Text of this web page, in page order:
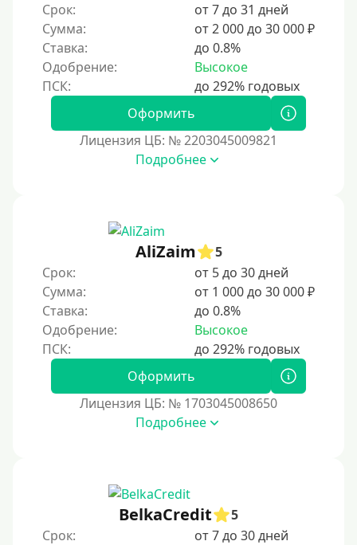
4 месяца
5 месяцев
На полгода
180 дней
5 лет
Краткосрочные
Долгосрочные
Принятие решения
За 1 минуту
За 15 минут
Срок:
от 7 до 31 дней
Сумма:
от 2 000 до 30 000 ₽
Ставка:
до 0.8%
Одобрение:
Высокое
Оформить
Лицензия ЦБ: № 2203045009821
Подробнее
AliZaim
5
Срок:
от 5 до 30 дней
Сумма:
от 1 000 до 30 000 ₽
Ставка:
до 0.8%
Одобрение:
Высокое
Оформить
Лицензия ЦБ: № 1703045008650
Подробнее
BelkaCredit
5
Срок:
от 7 до 30 дней